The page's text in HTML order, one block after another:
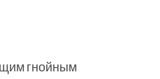
гнойным